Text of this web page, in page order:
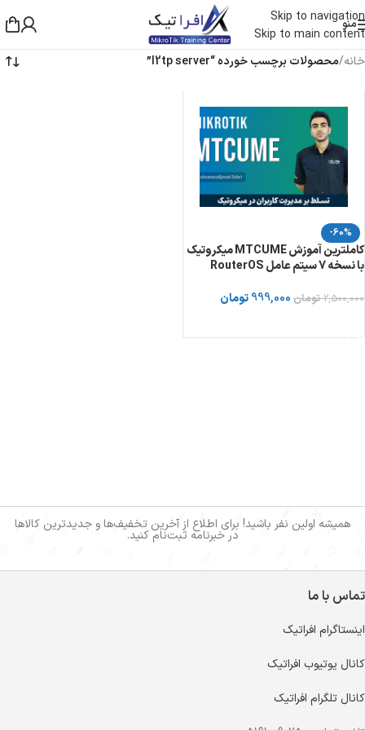
Skip to navigation
Skip to main content
منو
خانه/محصولات برچسب خورده “l2tp server”
-60%
کاملترین آموزش MTCUME میکروتیک
با نسخه 7 سیتم عامل RouterOS
2,500,000 تومان 999,000تومان
همیشه اولین نفر باشید! برای اطلاع از آخرین تخفیف‌ها و جدیدترین کالاها
در خبرنامه ثبت‌نام کنید.
تماس با ما
اینستاگرام افراتیک
کانال یوتیوب افراتیک
کانال تلگرام افراتیک